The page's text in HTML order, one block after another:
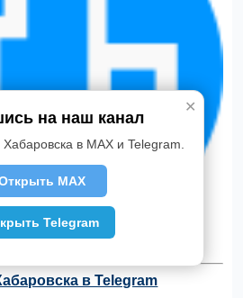
в Telegram
✕
на наш канал
в MAX и Telegram.
MAX
Telegram